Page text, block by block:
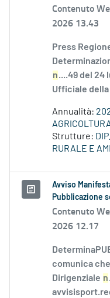
Contenuto
2026 13.43
Press
n....49 del 24
Ufficiale della
Annualità:
Strutture:
RURALE E
Avviso
Pubblicazione
Contenuto
2026 12.17
comunica
Dirigenziale n